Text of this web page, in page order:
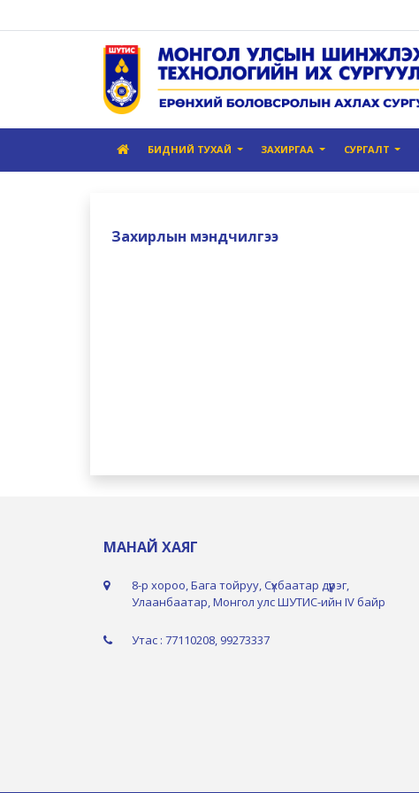
БИДНИЙ ТУХАЙ ЗАХИРГАА СУРГАЛТ
Захирлын мэндчилгээ
МАНАЙ ХАЯГ
8-р хороо, Бага тойруу, Сүхбаатар дүүрэг,
Улаанбаатар, Монгол улс ШУТИС-ийн IV байр
Утас : 77110208, 99273337